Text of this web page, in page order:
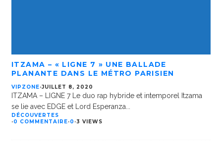
ITZAMA – « LIGNE 7 » UNE BALLADE
PLANANTE DANS LE MÉTRO PARISIEN
VIPZONE·JUILLET 8, 2020
ITZAMA – LIGNE 7 Le duo rap hybride et intemporel Itzama
se lie avec EDGE et Lord Esperanza
DÉCOUVERTES
·0 COMMENTAIRE·0 ·3 VIEWS